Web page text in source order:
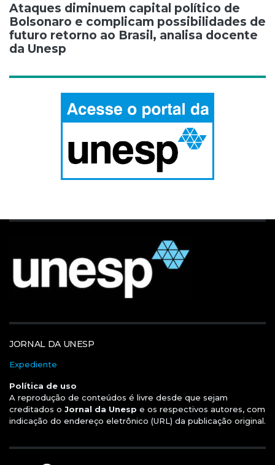
Ataques diminuem capital político de
Bolsonaro e complicam possibilidades de
futuro retorno ao Brasil, analisa docente
da Unesp
JORNAL DA UNESP
Expediente
Política de uso
A reprodução de conteúdos é livre desde que sejam
creditados o Jornal da Unesp e os respectivos autores, com
indicação do endereço eletrônico (URL) da publicação original.